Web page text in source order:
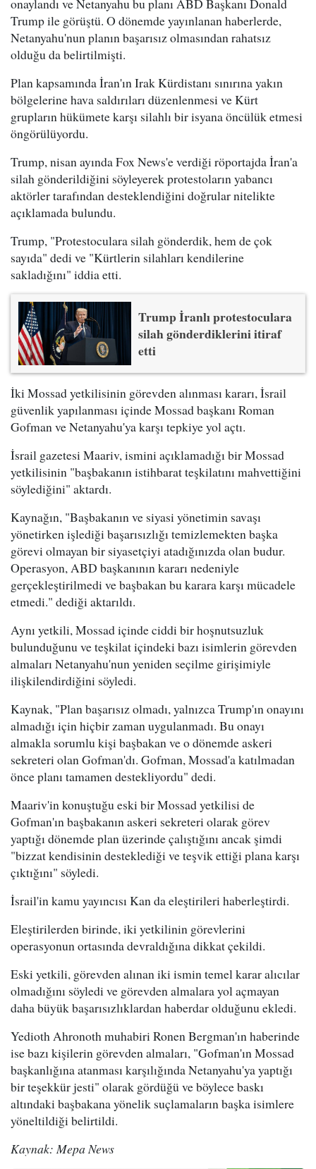
onaylandı ve Netanyahu bu planı ABD Başkanı Donald
Trump ile görüştü. O dönemde yayınlanan haberlerde,
Netanyahu'nun planın başarısız olmasından rahatsız
olduğu da belirtilmişti.
Plan kapsamında İran'ın Irak Kürdistanı sınırına yakın
bölgelerine hava saldırıları düzenlenmesi ve Kürt
grupların hükümete karşı silahlı bir isyana öncülük etmesi
öngörülüyordu.
Trump, nisan ayında Fox News'e verdiği röportajda İran'a
silah gönderildiğini söyleyerek protestoların yabancı
aktörler tarafından desteklendiğini doğrular nitelikte
açıklamada bulundu.
Trump, "Protestoculara silah gönderdik, hem de çok
sayıda" dedi ve "Kürtlerin silahları kendilerine
sakladığını" iddia etti.
Trump İranlı protestoculara
silah gönderdiklerini itiraf
etti
İki Mossad yetkilisinin görevden alınması kararı, İsrail
güvenlik yapılanması içinde Mossad başkanı Roman
Gofman ve Netanyahu'ya karşı tepkiye yol açtı.
İsrail gazetesi Maariv, ismini açıklamadığı bir Mossad
yetkilisinin "başbakanın istihbarat teşkilatını mahvettiğini
söylediğini" aktardı.
Kaynağın, "Başbakanın ve siyasi yönetimin savaşı
yönetirken işlediği başarısızlığı temizlemekten başka
görevi olmayan bir siyasetçiyi atadığınızda olan budur.
Operasyon, ABD başkanının kararı nedeniyle
gerçekleştirilmedi ve başbakan bu karara karşı mücadele
etmedi." dediği aktarıldı.
Aynı yetkili, Mossad içinde ciddi bir hoşnutsuzluk
bulunduğunu ve teşkilat içindeki bazı isimlerin görevden
almaları Netanyahu'nun yeniden seçilme girişimiyle
ilişkilendirdiğini söyledi.
Kaynak, "Plan başarısız olmadı, yalnızca Trump'ın onayını
almadığı için hiçbir zaman uygulanmadı. Bu onayı
almakla sorumlu kişi başbakan ve o dönemde askeri
sekreteri olan Gofman'dı. Gofman, Mossad'a katılmadan
önce planı tamamen destekliyordu" dedi.
Maariv'in konuştuğu eski bir Mossad yetkilisi de
Gofman'ın başbakanın askeri sekreteri olarak görev
yaptığı dönemde plan üzerinde çalıştığını ancak şimdi
"bizzat kendisinin desteklediği ve teşvik ettiği plana karşı
çıktığını" söyledi.
İsrail'in kamu yayıncısı Kan da eleştirileri haberleştirdi.
Eleştirilerden birinde, iki yetkilinin görevlerini
operasyonun ortasında devraldığına dikkat çekildi.
Eski yetkili, görevden alınan iki ismin temel karar alıcılar
olmadığını söyledi ve görevden almalara yol açmayan
daha büyük başarısızlıklardan haberdar olduğunu ekledi.
Yedioth Ahronoth muhabiri Ronen Bergman'ın haberinde
ise bazı kişilerin görevden almaları, "Gofman'ın Mossad
başkanlığına atanması karşılığında Netanyahu'ya yaptığı
bir teşekkür jesti" olarak gördüğü ve böylece baskı
altındaki başbakana yönelik suçlamaların başka isimlere
yöneltildiği belirtildi.
Kaynak: Mepa News